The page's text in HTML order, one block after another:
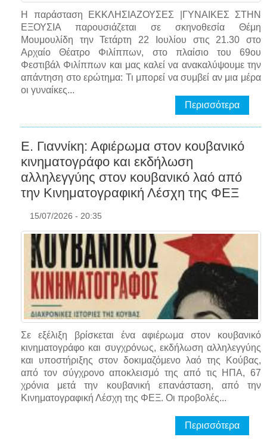
H παράσταση ΕΚΚΛΗΣΙΑΖΟΥΣΕΣ |ΓΥΝΑΙΚΕΣ ΣΤΗΝ
ΕΞΟΥΣΙΑ παρουσιάζεται σε σκηνοθεσία Θέμη
Μουμουλίδη την Τετάρτη 22 Ιουλίου στις 21.30 στο
Αρχαίο Θέατρο Φιλίππων, στο πλαίσιο του 69ου
Φεστιβάλ Φιλίππων και μας καλεί να ανακαλύψουμε την
απάντηση στο ερώτημα: Τι μπορεί να συμβεί αν μια μέρα
οι γυναίκες...
Περισσότερα
Ε. Γιαννίκη: Αφιέρωμα στον κουβανικό
κινηματογράφο και εκδήλωση
αλληλεγγύης στον κουβανικό λαό από
την Κινηματογραφική Λέσχη της ΦΕΞ
15/07/2026 - 20:35
Σε εξέλιξη βρίσκεται ένα αφιέρωμα στον κουβανικό
κινηματογράφο και συγχρόνως, εκδήλωση αλληλεγγύης
και υποστήριξης στον δοκιμαζόμενο λαό της Κούβας,
από τον σύγχρονο αποκλεισμό της από τις ΗΠΑ, 67
χρόνια μετά την κουβανική επανάσταση, από την
Κινηματογραφική Λέσχη της ΦΕΞ. Οι προβολές...
Περισσότερα